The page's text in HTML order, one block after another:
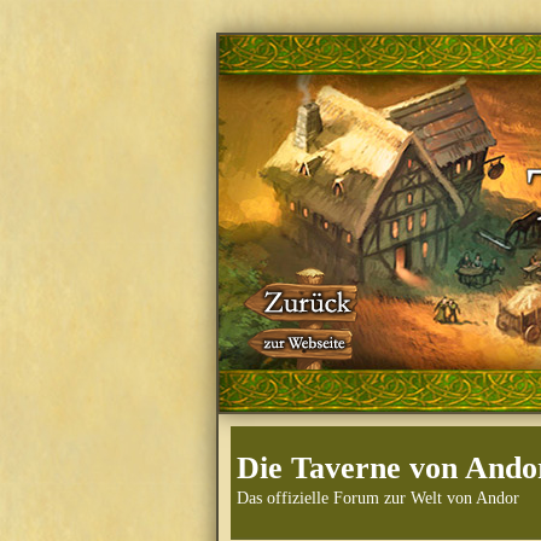
Die Taverne von
Das offizielle Forum zur Welt von Andor